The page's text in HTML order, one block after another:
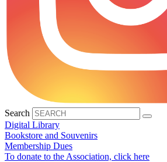
Search
Digital Library
Bookstore and Souvenirs
Membership Dues
To donate to the Association, click here